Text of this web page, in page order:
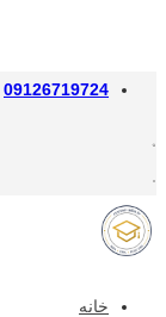
09126719724
خانه